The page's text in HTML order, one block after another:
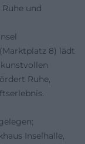
und
8) lädt
Ruhe,
Inselhalle,